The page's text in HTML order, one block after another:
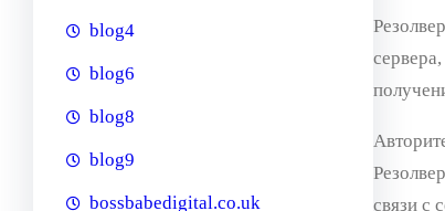
blog4
blog6
blog8
blog9
bossbabedigital.co.uk
связи с